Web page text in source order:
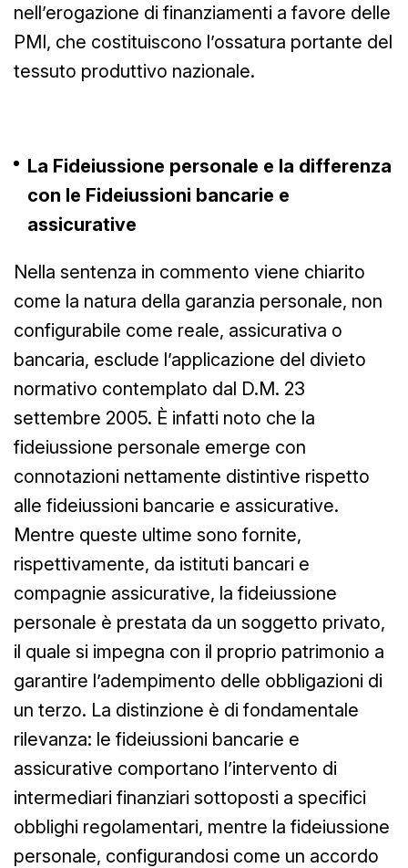
nell’erogazione di finanziamenti a favore delle
PMI, che costituiscono l’ossatura portante del
tessuto produttivo nazionale.
La Fideiussione personale e la differenza
con le Fideiussioni bancarie e
assicurative
Nella sentenza in commento viene chiarito
come la natura della garanzia personale, non
configurabile come reale, assicurativa o
bancaria, esclude l’applicazione del divieto
normativo contemplato dal D.M. 23
settembre 2005. È infatti noto che la
fideiussione personale emerge con
connotazioni nettamente distintive rispetto
alle fideiussioni bancarie e assicurative.
Mentre queste ultime sono fornite,
rispettivamente, da istituti bancari e
compagnie assicurative, la fideiussione
personale è prestata da un soggetto privato,
il quale si impegna con il proprio patrimonio a
garantire l’adempimento delle obbligazioni di
un terzo. La distinzione è di fondamentale
rilevanza: le fideiussioni bancarie e
assicurative comportano l’intervento di
intermediari finanziari sottoposti a specifici
obblighi regolamentari, mentre la fideiussione
personale, configurandosi come un accordo